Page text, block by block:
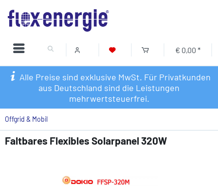
€ 0,00 *
Alle Preise sind exklusive MwSt. Für Privatkunden
aus Deutschland sind die Leistungen
mehrwertsteuerfrei.
Offgrid & Mobil
Faltbares Flexibles Solarpanel 320W